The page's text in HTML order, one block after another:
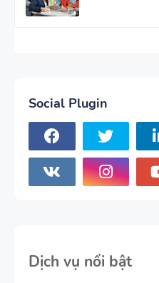
Social Plugin
Dịch vụ nổi bật